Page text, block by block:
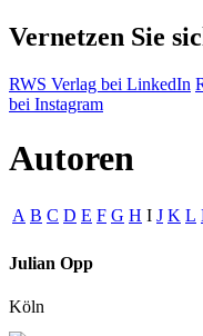
Vernetzen Sie
RWS Verlag bei LinkedIn
bei Instagram
Autoren
A B C D E F G H I J K L
Julian Opp
Köln